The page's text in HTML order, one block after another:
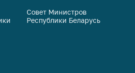
Совет Министров
Республики Беларусь